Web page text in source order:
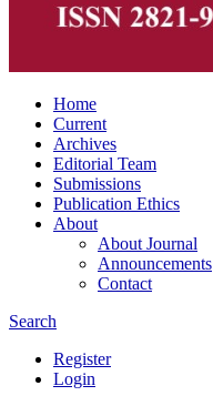
Home
Current
Archives
Editorial Team
Submissions
Publication Ethics
About
About Journal
Announcements
Contact
Search
Register
Login